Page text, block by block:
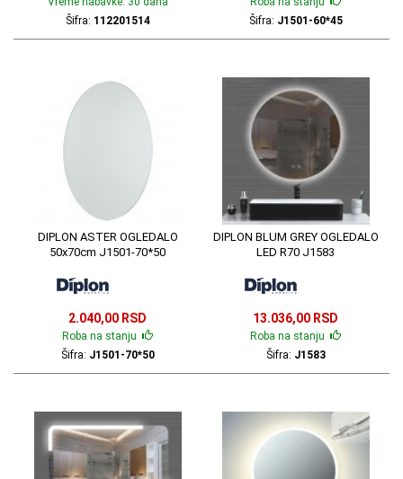
Šifra: 112201514
Šifra: J1501-60*45
DIPLON ASTER OGLEDALO
50x70cm J1501-70*50
2.040,00 RSD
Roba na stanju
Šifra: J1501-70*50
DIPLON BLUM GREY OGLEDALO
LED R70 J1583
13.036,00 RSD
Roba na stanju
Šifra: J1583